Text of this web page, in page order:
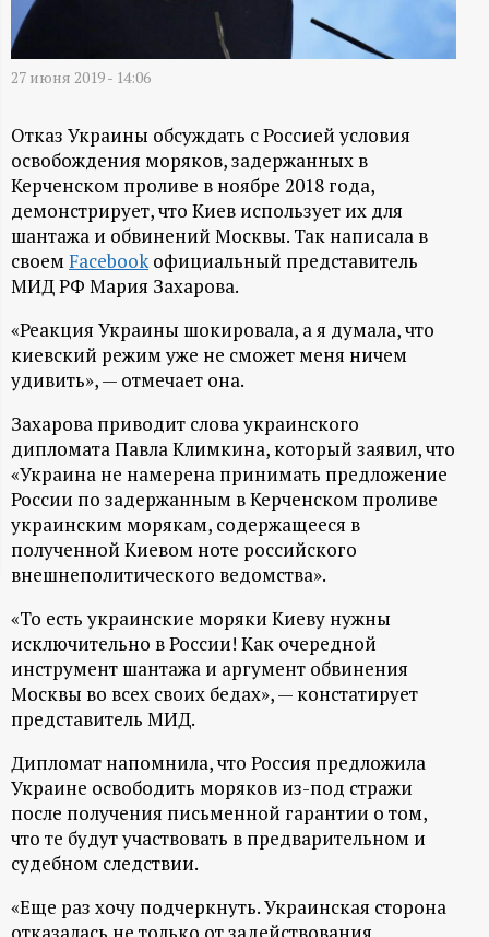
Д
А
Н
-
и
н
ф
о
р
м
а
и
о
н
н
ы
й
27 июня 2019 - 14:06
Отказ Украины обсуждать с Россией условия
освобождения моряков, задержанных в
Керченском проливе в ноябре 2018 года,
демонстрирует, что Киев использует их для
шантажа и обвинений Москвы. Так написала в
своемFacebookофициальный представитель
МИД РФ Мария Захарова.
«Реакция Украины шокировала, а я думала, что
киевский режим уже не сможет меня ничем
удивить», — отмечает она.
Захарова приводит слова украинского
дипломата Павла Климкина, который заявил, что
«Украина не намерена принимать предложение
России по задержанным в Керченском проливе
украинским морякам, содержащееся в
полученной Киевом ноте российского
внешнеполитического ведомства».
«То есть украинские моряки Киеву нужны
исключительно в России! Как очередной
инструмент шантажа и аргумент обвинения
Москвы во всех своих бедах», — констатирует
представитель МИД.
Дипломат напомнила, что Россия предложила
Украине освободить моряков из-под стражи
после получения письменной гарантии о том,
что те будут участвовать в предварительном и
судебном следствии.
«Еще раз хочу подчеркнуть. Украинская сторона